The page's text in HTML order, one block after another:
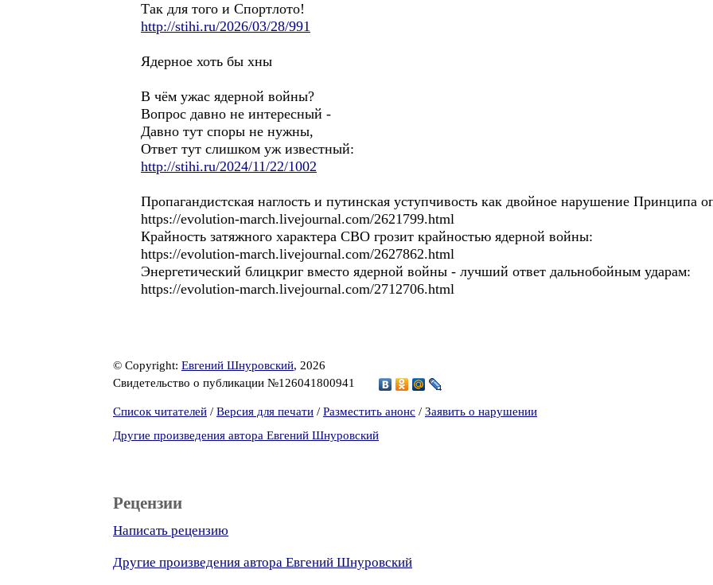
Так для того и Спортлото!
http://stihi.ru/2026/03/28/991
Ядерное хоть бы хны
В чём ужас ядерной войны?
Вопрос давно не интересный -
Давно тут споры не нужны,
Ответ тут слишком уж известный:
http://stihi.ru/2024/11/22/1002
Пропагандистская наглость и путинская уступчивость как двойное нарушение Принципа
https://evolution-march.livejournal.com/2621799.html
Крайность затяжного характера СВО грозит крайностью ядерной войны:
https://evolution-march.livejournal.com/2627862.html
Энергетический блицкриг вместо ядерной войны - лучший ответ дальнобойным ударам:
https://evolution-march.livejournal.com/2712706.html
© Copyright: Евгений Шнуровский, 2026
Свидетельство о публикации №126041800941
Список читателей / Версия для печати / Разместить анонс / Заявить о нарушении
Другие произведения автора Евгений Шнуровский
Рецензии
Написать рецензию
Другие произведения автора Евгений Шнуровский